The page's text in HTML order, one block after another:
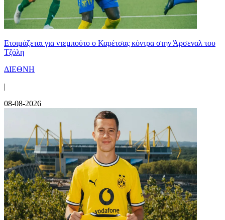
Ετοιμάζεται για ντεμπούτο ο Καρέτσας κόντρα στην Άρσεναλ του
Τζόλη
ΔΙΕΘΝΗ
|
08-08-2026